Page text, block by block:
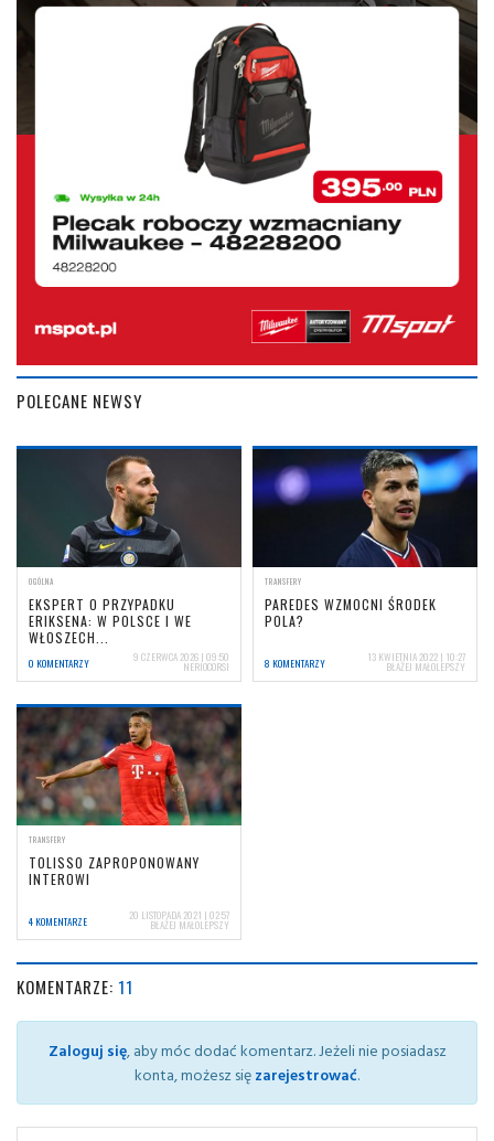
POLECANE NEWSY
OGÓLNA
EKSPERT O PRZYPADKU
ERIKSENA: W POLSCE I WE
WŁOSZECH...
0 KOMENTARZY 9 CZERWCA 2026 | 09:50
NERIOCORSI
TRANSFERY
PAREDES WZMOCNI ŚRODEK
POLA?
8 KOMENTARZY 13 KWIETNIA 2022 | 10:27
BŁAŻEJ MAŁOLEPSZY
TRANSFERY
TOLISSO ZAPROPONOWANY
INTEROWI
4 KOMENTARZE 20 LISTOPADA 2021 | 02:57
BŁAŻEJ MAŁOLEPSZY
KOMENTARZE: 11
Zaloguj się, aby móc dodać komentarz. Jeżeli nie posiadasz
konta, możesz sięzarejestrować.